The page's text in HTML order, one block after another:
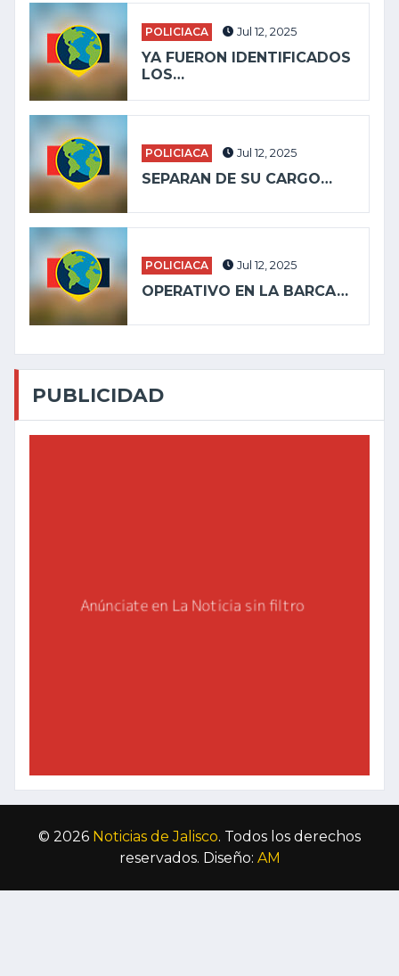
POLICIACA Jul 12, 2025
YA FUERON IDENTIFICADOS
LOS…
POLICIACA Jul 12, 2025
SEPARAN DE SU CARGO…
POLICIACA Jul 12, 2025
OPERATIVO EN LA BARCA…
PUBLICIDAD
© 2026 Noticias de Jalisco. Todos los derechos
reservados. Diseño: AM